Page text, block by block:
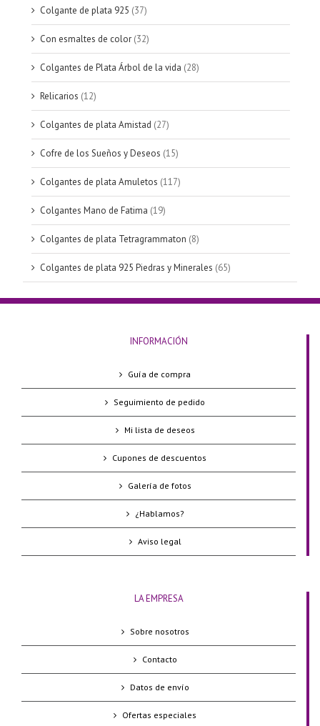
Colgante de plata 925 (37)
Con esmaltes de color (32)
Colgantes de Plata Árbol de la vida (28)
Relicarios (12)
Colgantes de plata Amistad (27)
Cofre de los Sueños y Deseos (15)
Colgantes de plata Amuletos (117)
Colgantes Mano de Fatima (19)
Colgantes de plata Tetragrammaton (8)
Colgantes de plata 925 Piedras y Minerales (65)
INFORMACIÓN
Guía de compra
Seguimiento de pedido
Mi lista de deseos
Cupones de descuentos
Galería de fotos
¿Hablamos?
Aviso legal
LA EMPRESA
Sobre nosotros
Contacto
Datos de envío
Ofertas especiales